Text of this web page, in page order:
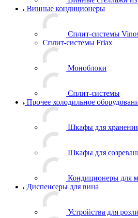
Винные кондиционеры
Сплит-системы
Сплит-системы Friax
Моноблоки
Сплит-системы
Прочее холодильное
Шкафы для
Шкафы для
Кондиционеры для
Диспенсеры для вина
Устройства для